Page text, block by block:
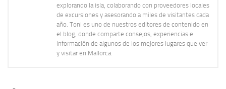
explorando la isla, colaborando con proveedores locales
de excursiones y asesorando a miles de visitantes cada
año. Toni es uno de nuestros editores de contenido en
el blog, donde comparte consejos, experiencias e
información de algunos de los mejores lugares que ver
y visitar en Mallorca.